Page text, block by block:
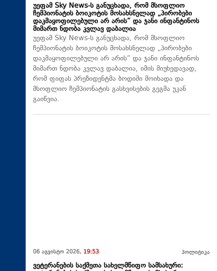
უეფამ Sky News-ს განუცხადა, რომ მსოფლიო
ჩემპიონატის ბოიკოტის მოსახსნელად „პირობები
დაკმაყოფილებული არ არის“ და ჯანი ინფანტინოს
მიმართ ნდობა კვლავ დაბალია
უეფამ Sky News-ს განუცხადა, რომ მსოფლიო
ჩემპიონატის ბოიკოტის მოსახსნელად „პირობები
დაკმაყოფილებული არ არის“ და ჯანი ინფანტინოს
მიმართ ნდობა კვლავ დაბალია, იმის მიუხედავად,
რომ ფიფას პრეზიდენტმა ბოდიში მოიხადა და
მსოფლიო ჩემპიონატის გასხვისების გეგმა უკან
გაიწვია.
06 აგვისტო 2026, 19:53 პოლიტიკა
ვეტერანების საქმეთა სახელმწიფო სამსახური: